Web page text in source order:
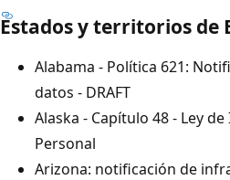
Estados y territorios de
Alabama - Política 621:
datos - DRAFT
Alaska - Capítulo 48 - Ley
Personal
Arizona: notificación de